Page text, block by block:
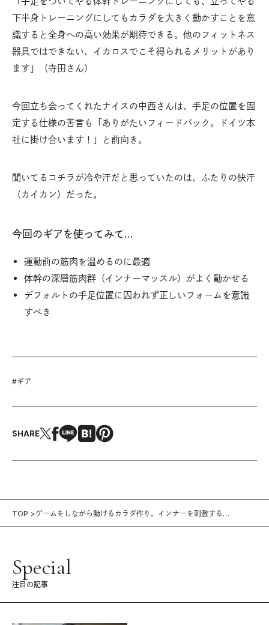
下半身トレーニングにしてもカラダを大きく動かすことを意
識すると全身への高い効果が期待できる。他のフィットネス
器具ではできない、イカロスでこそ得られるメリットがあり
ます」（寺田さん）
今回立ち会ってくれたナイスの中西さんは、手足の位置を固
定する仕様の苦言も「ありがたいフィードバック。ドイツ本
社に掛け合います！」と前向き。
聞いてるコチラが冷や汗だと思っていたのは、ふたりの快汗
（カイカン）だった。
今回のギアを使ってみて…
運動前の筋肉を温めるのに最適
体幹の深層筋肉群（インナーマッスル）がよく動かせる
デフォルトの手足位置に囚われず正しいフォームを意識
すべき
#ギア
SHARE
TOP
ゲームをしながら動けるカラダ作り。インナーを刺激する
Special
注目の記事